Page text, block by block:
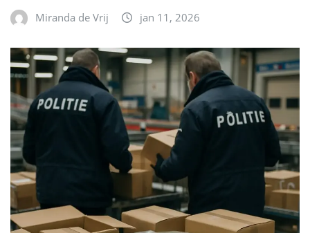
Miranda de Vrij jan 11, 2026